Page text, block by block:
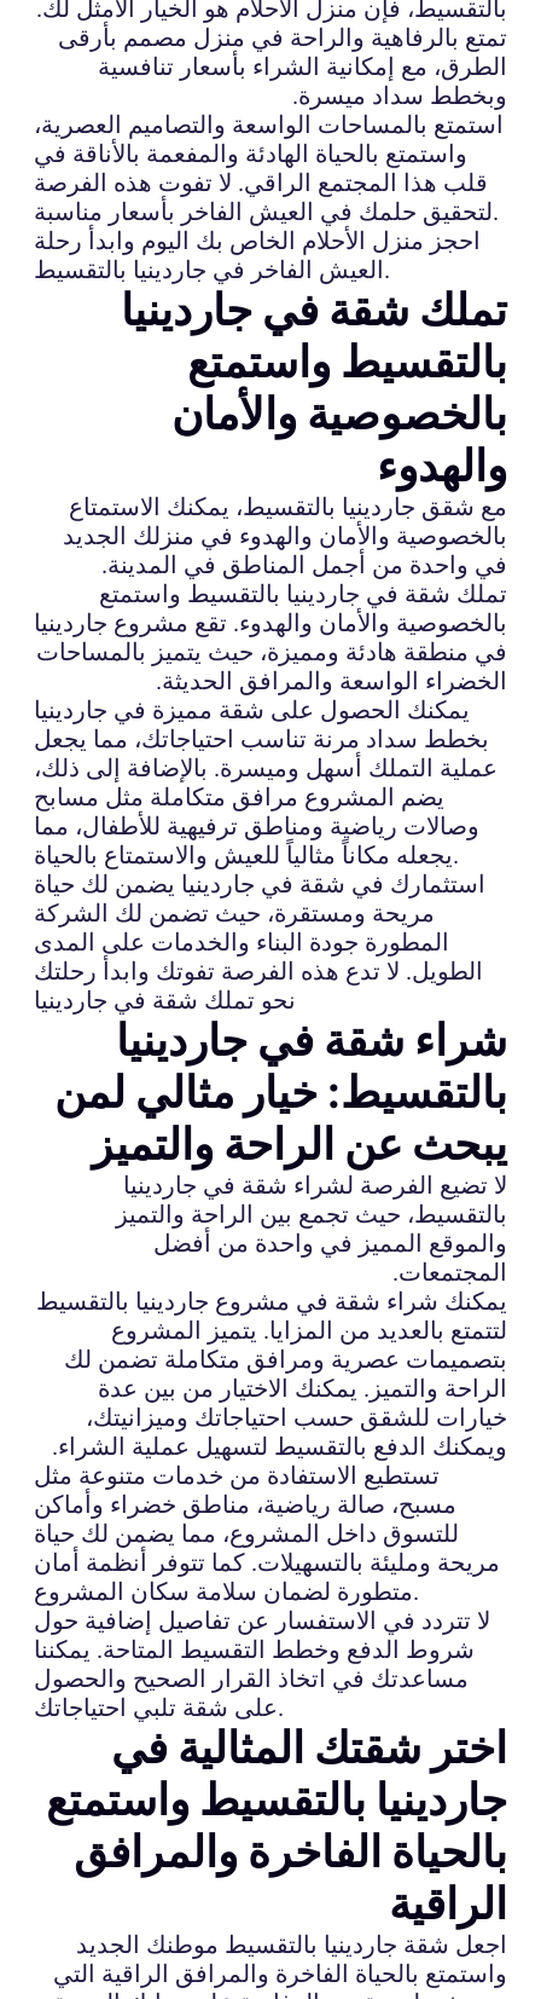
بالتقسيط، فإن منزل الأحلام هو الخيار الأمثل لك.
تمتع بالرفاهية والراحة في منزل مصمم بأرقى
الطرق، مع إمكانية الشراء بأسعار تنافسية
وبخطط سداد ميسرة.
استمتع بالمساحات الواسعة والتصاميم العصرية،
واستمتع بالحياة الهادئة والمفعمة بالأناقة في
قلب هذا المجتمع الراقي. لا تفوت هذه الفرصة
لتحقيق حلمك في العيش الفاخر بأسعار مناسبة.
احجز منزل الأحلام الخاص بك اليوم وابدأ رحلة
العيش الفاخر في جاردينيا بالتقسيط.
تملك شقة في جاردينيا
بالتقسيط واستمتع
بالخصوصية والأمان
والهدوء
مع شقق جاردينيا بالتقسيط، يمكنك الاستمتاع
بالخصوصية والأمان والهدوء في منزلك الجديد
في واحدة من أجمل المناطق في المدينة.
تملك شقة في جاردينيا بالتقسيط واستمتع
بالخصوصية والأمان والهدوء. تقع مشروع جاردينيا
في منطقة هادئة ومميزة، حيث يتميز بالمساحات
الخضراء الواسعة والمرافق الحديثة.
يمكنك الحصول على شقة مميزة في جاردينيا
بخطط سداد مرنة تناسب احتياجاتك، مما يجعل
عملية التملك أسهل وميسرة. بالإضافة إلى ذلك،
يضم المشروع مرافق متكاملة مثل مسابح
وصالات رياضية ومناطق ترفيهية للأطفال، مما
يجعله مكاناً مثالياً للعيش والاستمتاع بالحياة.
استثمارك في شقة في جاردينيا يضمن لك حياة
مريحة ومستقرة، حيث تضمن لك الشركة
المطورة جودة البناء والخدمات على المدى
الطويل. لا تدع هذه الفرصة تفوتك وابدأ رحلتك
نحو تملك شقة في جاردينيا
شراء شقة في جاردينيا
بالتقسيط: خيار مثالي لمن
يبحث عن الراحة والتميز
لا تضيع الفرصة لشراء شقة في جاردينيا
بالتقسيط، حيث تجمع بين الراحة والتميز
والموقع المميز في واحدة من أفضل
المجتمعات.
يمكنك شراء شقة في مشروع جاردينيا بالتقسيط
لتتمتع بالعديد من المزايا. يتميز المشروع
بتصميمات عصرية ومرافق متكاملة تضمن لك
الراحة والتميز. يمكنك الاختيار من بين عدة
خيارات للشقق حسب احتياجاتك وميزانيتك،
ويمكنك الدفع بالتقسيط لتسهيل عملية الشراء.
تستطيع الاستفادة من خدمات متنوعة مثل
مسبح، صالة رياضية، مناطق خضراء وأماكن
للتسوق داخل المشروع، مما يضمن لك حياة
مريحة ومليئة بالتسهيلات. كما تتوفر أنظمة أمان
متطورة لضمان سلامة سكان المشروع.
لا تتردد في الاستفسار عن تفاصيل إضافية حول
شروط الدفع وخطط التقسيط المتاحة. يمكننا
مساعدتك في اتخاذ القرار الصحيح والحصول
على شقة تلبي احتياجاتك.
اختر شقتك المثالية في
جاردينيا بالتقسيط واستمتع
بالحياة الفاخرة والمرافق
الراقية
اجعل شقة جاردينيا بالتقسيط موطنك الجديد
واستمتع بالحياة الفاخرة والمرافق الراقية التي